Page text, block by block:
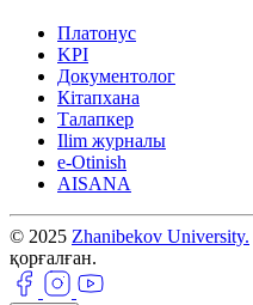
Платонус
KPI
Документолог
Кітапхана
Талапкер
Ilim журналы
e-Otinish
AISANA
© 2025 Zhanibekov University.
қорғалған.